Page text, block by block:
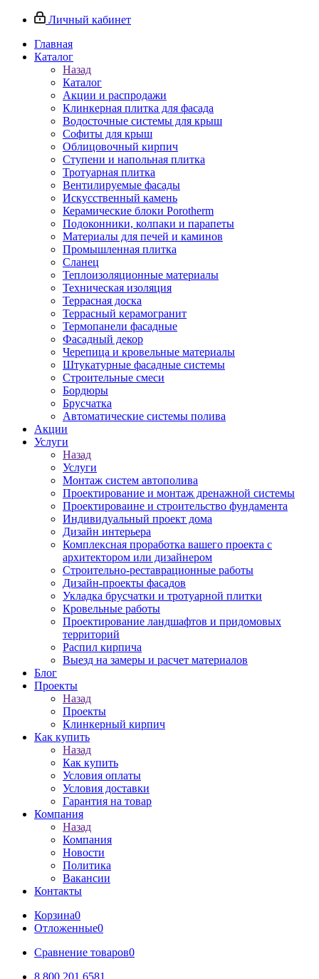
Личный кабинет
Главная
Каталог
Назад
Каталог
Акции и распродажи
Клинкерная плитка для фасада
Водосточные системы для крыш
Софиты для крыш
Облицовочный кирпич
Ступени и напольная плитка
Тротуарная плитка
Вентилируемые фасады
Искусственный камень
Керамические блоки Porotherm
Подоконники, колпаки и парапеты
Материалы для печей и каминов
Промышленная плитка
Сланец
Теплоизоляционные материалы
Техническая изоляция
Террасная доска
Террасный керамогранит
Термопанели фасадные
Фасадный декор
Черепица и кровельные материалы
Штукатурные фасадные системы
Строительные смеси
Бордюры
Брусчатка
Автоматические системы полива
Акции
Услуги
Назад
Услуги
Монтаж систем автополива
Проектирование и монтаж дренажной системы
Проектироваине и строительство фундамента
Индивидуальный проект дома
Дизайн интерьера
Комплексная проработка вашего проекта с
архитектором или дизайнером
Строительно-реставрационные работы
Дизайн-проекты фасадов
Укладка брусчатки и тротуарной плитки
Кровельные работы
Проектирование ландшафтов и придомовых
территорий
Распил кирпича
Выезд на замеры и расчет материалов
Блог
Проекты
Назад
Проекты
Клинкерный кирпич
Как купить
Назад
Как купить
Условия оплаты
Условия доставки
Гарантия на товар
Компания
Назад
Компания
Новости
Политика
Вакансии
Контакты
Корзина0
Отложенные0
Сравнение товаров0
8 800 201 6581